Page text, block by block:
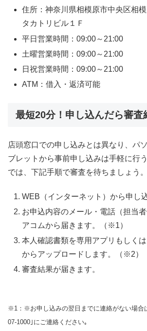
住所：神奈川県相模原市中央区相
タカトリビル１Ｆ
平日営業時間：09:00～21:00
土曜営業時間：09:00～21:00
日祝営業時間：09:00～21:00
ATM：借入・返済可能
最短20分！申し込んだら審査
店頭窓口での申し込みとは異なり、パ
ブレットから事前申し込みは手軽に行
では、下記手順で審査を待ちましょう。
WEB（インターネット）から申し込
お申込内容のメール・電話（担当
アコムから届きます。（※1）
本人確認書類を専用アプリもしく
からアップロードします。（※2）
審査結果が届きます。
※1：※お申し込みの翌日までに連絡がない場合
07-1000｣にご連絡ください｡